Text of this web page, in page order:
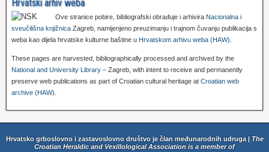
Hrvatski arhiv weba
Ove stranice pobire, bibliografski obrađuje i arhivira Nacionalna i
sveučilišna knjižnica Zagreb, namijenjeno preuzimanju i trajnom čuvanju publikacija s
weba kao dijela hrvatske kulturne baštine u Hrvatskom arhivu weba (HAW).
These pages are harvested, bibliographically processed and archived by the
National and University Library – Zagreb, with intent to receive and permanently
preserve web publications as part of Croatian cultural heritage at Croatian web
archive (HAW).
Hrvatsko grboslovno i zastavoslovno društvo je član međunarodnih udruga |
The
Croatian Heraldic and Vexillological Association is a member of